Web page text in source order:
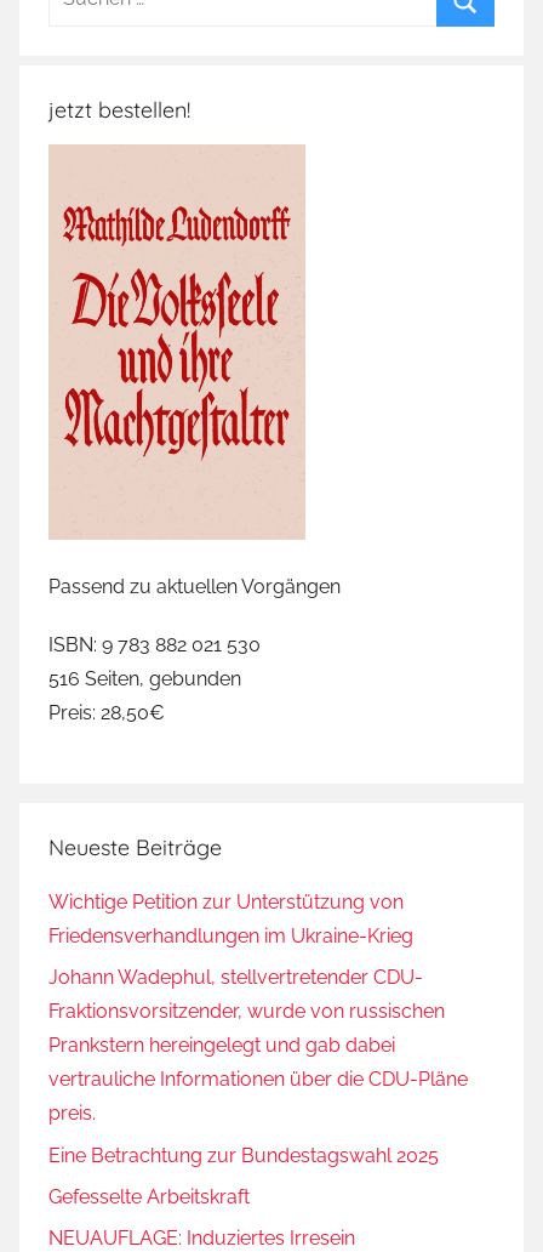
jetzt bestellen!
Passend zu aktuellen Vorgängen
ISBN: 9 783 882 021 530
516 Seiten, gebunden
Preis: 28,50€
Neueste Beiträge
Wichtige Petition zur Unterstützung von
Friedensverhandlungen im Ukraine-Krieg
Johann Wadephul, stellvertretender CDU-
Fraktionsvorsitzender, wurde von russischen
Prankstern hereingelegt und gab dabei
vertrauliche Informationen über die CDU-Pläne
preis.
Eine Betrachtung zur Bundestagswahl 2025
Gefesselte Arbeitskraft
NEUAUFLAGE: Induziertes Irresein